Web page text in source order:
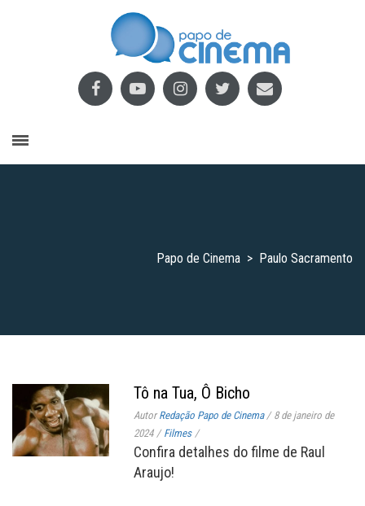
Papo de Cinema > Paulo Sacramento
Tô na Tua, Ô Bicho
AutorRedação Papo de Cinema / 8 de janeiro de
2024 / Filmes /
Confira detalhes do filme de Raul
Araujo!